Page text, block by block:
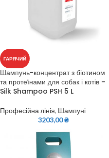
ГАРЯЧИЙ
Шампунь-концентрат з біотином
та протеїнами для собак і котів –
Silk Shampoo PSH 5 L
Професійна лінія, Шампуні
3203,00₴